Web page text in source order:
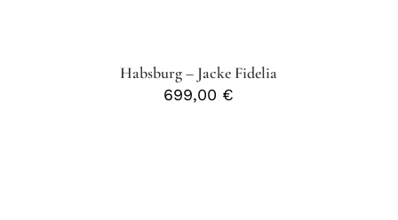
Habsburg – Jacke Fidelia
699,00 €